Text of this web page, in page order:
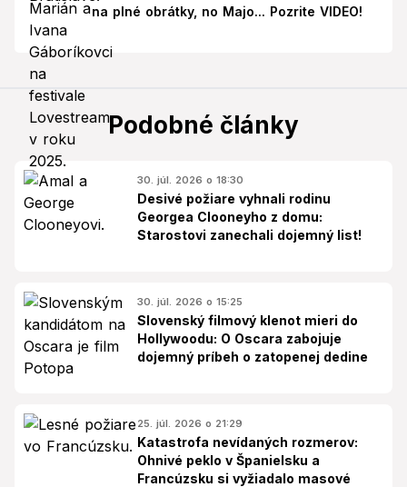
na plné obrátky, no Majo... Pozrite VIDEO!
Podobné články
30. júl. 2026 o 18:30
Desivé požiare vyhnali rodinu
Georgea Clooneyho z domu:
Starostovi zanechali dojemný list!
30. júl. 2026 o 15:25
Slovenský filmový klenot mieri do
Hollywoodu: O Oscara zabojuje
dojemný príbeh o zatopenej dedine
25. júl. 2026 o 21:29
Katastrofa nevídaných rozmerov:
Ohnivé peklo v Španielsku a
Francúzsku si vyžiadalo masové